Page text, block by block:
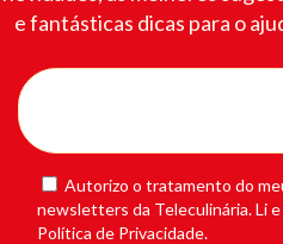
e fantásticas dicas para o
Autorizo o tratamento do
newsletters da Teleculinária. Li
Política de Privacidade.